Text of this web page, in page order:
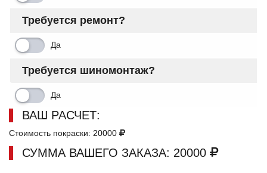
Требуется ремонт?
Да
Требуется шиномонтаж?
Да
ВАШ РАСЧЕТ:
Стоимость покраски: 20000
СУММА ВАШЕГО ЗАКАЗА: 20000